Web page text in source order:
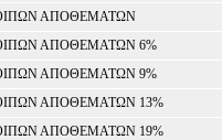
ΑΠΟΘΕΜΑΤΩΝ
ΑΠΟΘΕΜΑΤΩΝ 6%
ΑΠΟΘΕΜΑΤΩΝ 9%
ΑΠΟΘΕΜΑΤΩΝ 13%
ΑΠΟΘΕΜΑΤΩΝ 19%